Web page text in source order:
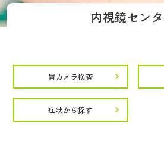
内視鏡セン
胃カメラ検査
症状から探す